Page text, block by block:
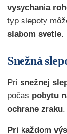
vysychania
typ slepoty
slabom svetle.
Snežná
Pri snežnej
počas pobytu
ochrane zraku.
Pri každom